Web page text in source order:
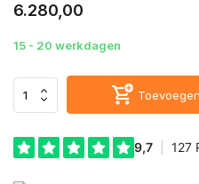
6.280,00
15 - 20 werkdagen